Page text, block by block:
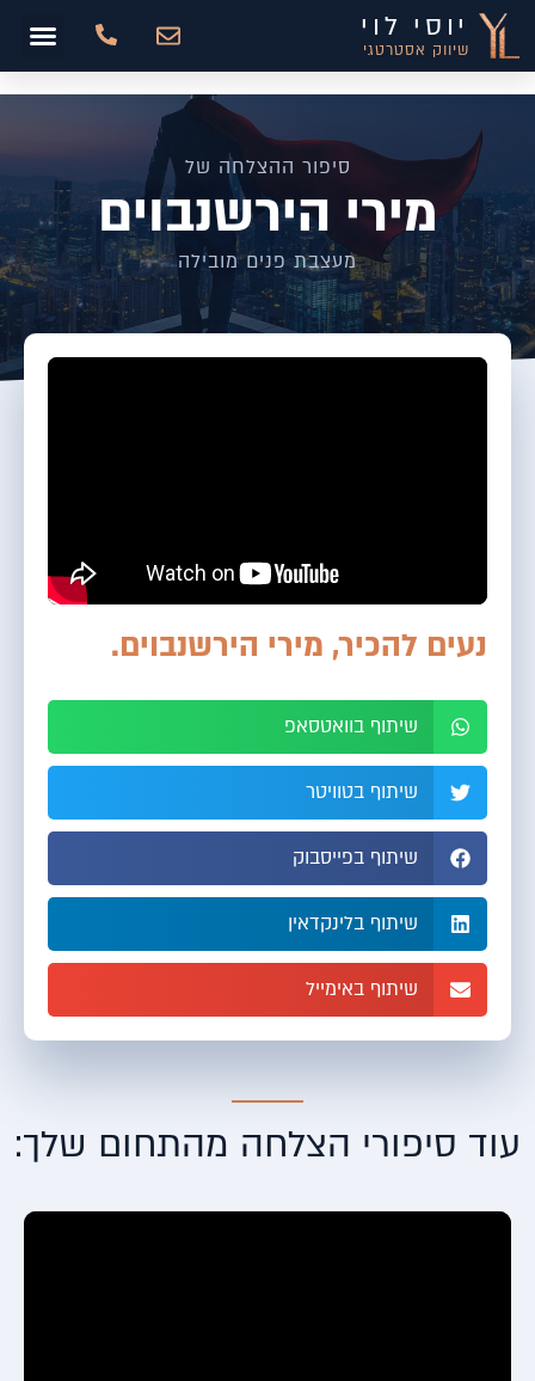
יוסי לוי
שיווק אסטרטגי
סיפור ההצלחה של
מירי הירשנבוים
מעצבת פנים מובילה
נעים להכיר, מירי הירשנבוים.
שיתוף בוואטסאפ
שיתוף בטוויטר
שיתוף בפייסבוק
שיתוף בלינקדאין
שיתוף באימייל
עוד סיפורי הצלחה מהתחום שלך: